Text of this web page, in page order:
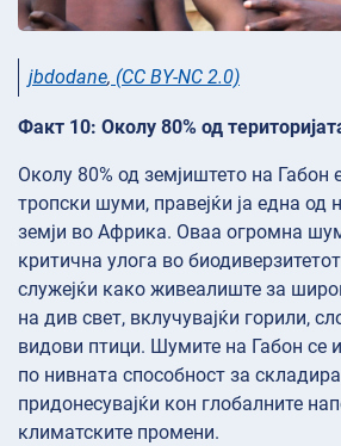
jbdodane, (CC BY-NC 2.0)
Факт 10: Околу 80% од
Околу 80% од земјиштето на Габон
тропски шуми, правејќи ја една од
земји во Африка. Оваа огромна
критична улога во
служејќи како живеалиште за
на див свет, вклучувајќи горили,
видови птици. Шумите на Габон се
по нивната способност за
придонесувајќи кон глобалните
климатските промени.